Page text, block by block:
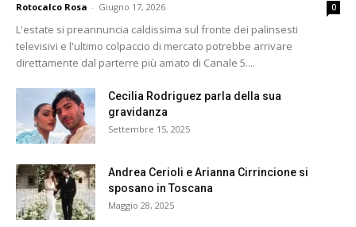
Rotocalco Rosa - Giugno 17, 2026 0
L'estate si preannuncia caldissima sul fronte dei palinsesti
televisivi e l'ultimo colpaccio di mercato potrebbe arrivare
direttamente dal parterre più amato di Canale 5....
Cecilia Rodriguez parla della sua
gravidanza
Settembre 15, 2025
Andrea Cerioli e Arianna Cirrincione si
sposano in Toscana
Maggio 28, 2025